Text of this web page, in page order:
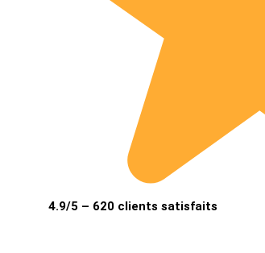
4.9/5 – 620 clients satisfaits